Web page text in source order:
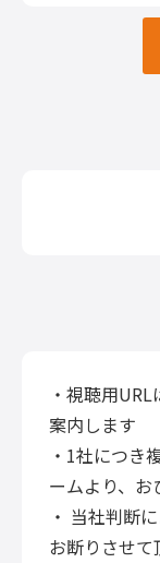
・視聴用
案内します
・1社につき
ームより、
・ 当社判断
お断りさせ